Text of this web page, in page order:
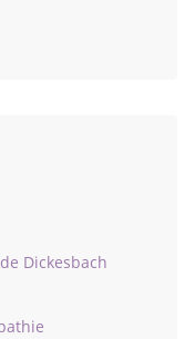
Dickesbach